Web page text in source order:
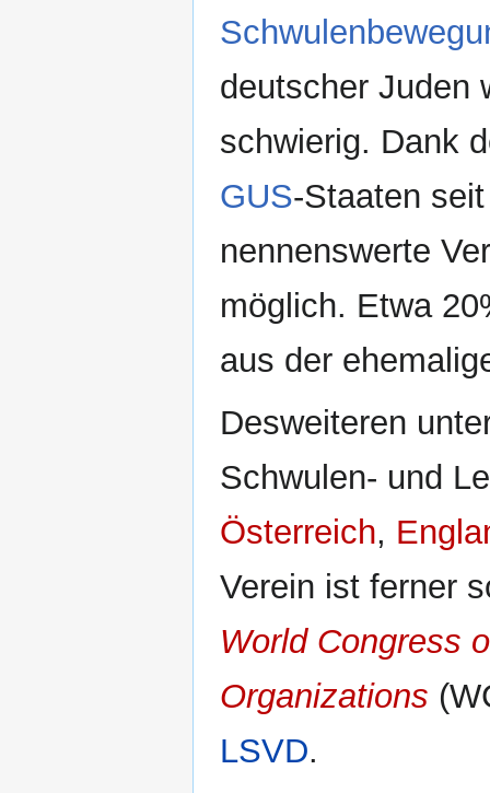
deutscher Juden
schwierig. Dank
GUS-Staaten
nennenswerte
möglich. Etwa
aus der
Desweiteren
Schwulen- und
Österreich,
Verein ist ferner
World Congress
Organizations
LSVD.